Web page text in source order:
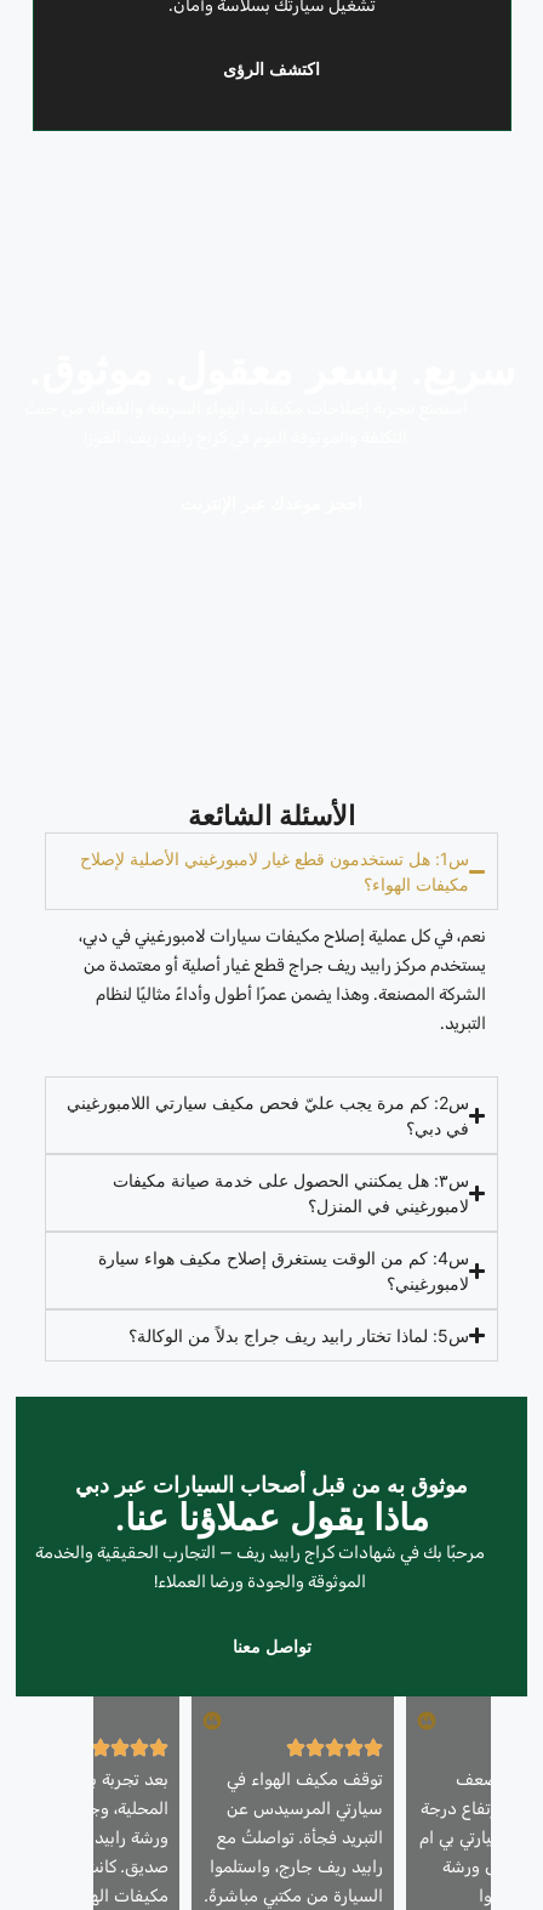
تشغيل سيارتك بسلاسة وأمان.
اكتشف الرؤى
الأسئلة الشائعة
س1: هل تستخدمون قطع غيار لامبورغيني الأصلية لإصلاح
مكيفات الهواء؟
نعم، في كل عملية إصلاح مكيفات سيارات لامبورغيني في دبي،
يستخدم مركز رابيد ريف جراج قطع غيار أصلية أو معتمدة من
الشركة المصنعة. وهذا يضمن عمرًا أطول وأداءً مثاليًا لنظام
التبريد.
س2: كم مرة يجب عليّ فحص مكيف سيارتي اللامبورغيني
في دبي؟
س٣: هل يمكنني الحصول على خدمة صيانة مكيفات
لامبورغيني في المنزل؟
س4: كم من الوقت يستغرق إصلاح مكيف هواء سيارة
لامبورغيني؟
س5: لماذا تختار رابيد ريف جراج بدلاً من الوكالة؟
موثوق به من قبل أصحاب السيارات عبر دبي
ماذا يقول عملاؤنا عنا.
مرحبًا بك في شهادات كراج رابيد ريف — التجارب الحقيقية والخدمة
الموثوقة والجودة ورضا العملاء!
تواصل معنا
من ضعف
وارتفاع درجة
سيارتي بي ام
إلى ورشة
وقاموا
توقف مكيف الهواء في
سيارتي المرسيدس عن
التبريد فجأة. تواصلتُ مع
رابيد ريف جارج، واستلموا
السيارة من مكتبي مباشرةً.
بعد تجربة بعض الورش
المحلية، وجدتُ أخيرًا
ورشة رابيد ريف عن
صديق. كانت خدمة
مكيفات الهواء لديهم